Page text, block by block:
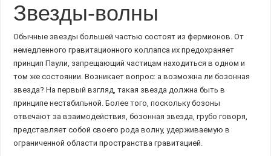
Звезды-волны
Обычные звезды большей частью состоят из фермионов. От
немедленного гравитационного коллапса их предохраняет
принцип Паули, запрещающий частицам находиться в одном и
том же состоянии. Возникает вопрос: а возможна ли бозонная
звезда? На первый взгляд, такая звезда должна быть в
принципе нестабильной. Более того, поскольку бозоны
отвечают за взаимодействия, бозонная звезда, грубо говоря,
представляет собой своего рода волну, удерживаемую в
ограниченной области пространства гравитацией.